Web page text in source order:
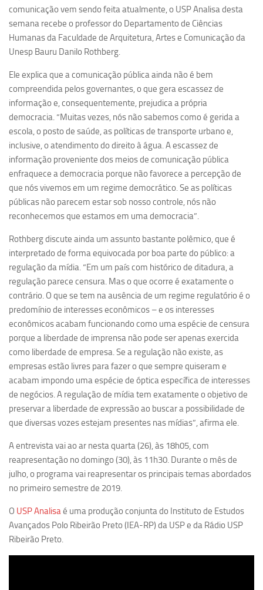
Ano Sabático
Daniel Domingues dos Santos
Programas Ano Sabático Encerrados
Evandro Eduardo Seron Ruiz
Fabiana Cristina Severi (FDRP)
Fernando de Lima Caneppele
Geciane Silveira Porto
Maria Paula Costa Bertran
Professor Sênior
Professores Seniores Encerrados
Institucional
Equipe
Estrutura do polo
Espaço de Eventos
Projetos
Ciência com Pipoca
Ciência Por Elas
Pint of Science
Publicações
Clipping
Revista Estudos Avançados
Espaço Cultural
comunicação vem sendo feita atualmente, o USP Analisa desta
semana recebe o professor do Departamento de Ciências
Humanas da Faculdade de Arquitetura, Artes e Comunicação da
Unesp Bauru Danilo Rothberg.
Ele explica que a comunicação pública ainda não é bem
compreendida pelos governantes, o que gera escassez de
informação e, consequentemente, prejudica a própria
democracia. “Muitas vezes, nós não sabemos como é gerida a
escola, o posto de saúde, as políticas de transporte urbano e,
inclusive, o atendimento do direito à água. A escassez de
informação proveniente dos meios de comunicação pública
enfraquece a democracia porque não favorece a percepção de
que nós vivemos em um regime democrático. Se as políticas
públicas não parecem estar sob nosso controle, nós não
reconhecemos que estamos em uma democracia”.
Rothberg discute ainda um assunto bastante polêmico, que é
interpretado de forma equivocada por boa parte do público: a
regulação da mídia. “Em um país com histórico de ditadura, a
regulação parece censura. Mas o que ocorre é exatamente o
contrário. O que se tem na ausência de um regime regulatório é o
predomínio de interesses econômicos – e os interesses
econômicos acabam funcionando como uma espécie de censura
porque a liberdade de imprensa não pode ser apenas exercida
como liberdade de empresa. Se a regulação não existe, as
empresas estão livres para fazer o que sempre quiseram e
acabam impondo uma espécie de óptica específica de interesses
de negócios. A regulação de mídia tem exatamente o objetivo de
preservar a liberdade de expressão ao buscar a possibilidade de
que diversas vozes estejam presentes nas mídias”, afirma ele.
A entrevista vai ao ar nesta quarta (26), às 18h05, com
reapresentação no domingo (30), às 11h30. Durante o mês de
julho, o programa vai reapresentar os principais temas abordados
no primeiro semestre de 2019.
O USP Analisaé uma produção conjunta do Instituto de Estudos
Avançados Polo Ribeirão Preto (IEA-RP) da USP e da Rádio USP
Ribeirão Preto.